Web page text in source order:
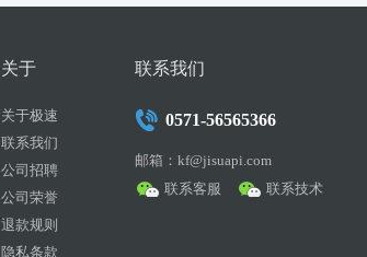
关于
关于极速
联系我们
公司招聘
公司荣誉
退款规则
隐私条款
联系我们
0571-56565366
邮箱：kf@jisuapi.com
联系客服
联系技术